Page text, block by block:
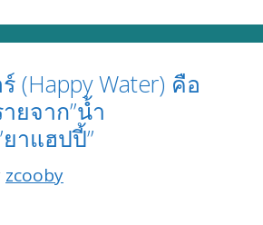
(Happy Water) คือ
ยจาก”น้ำ
ยาแฮปปี้”
zcooby